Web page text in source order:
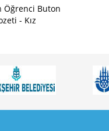
Öğrenci Buton
- Kız